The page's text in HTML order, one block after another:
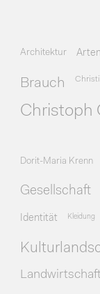
Architektur
Brauch
Christoph
Dorit-Maria Krenn
Gesellschaft
Identität Kleidung
Landwirtschaft